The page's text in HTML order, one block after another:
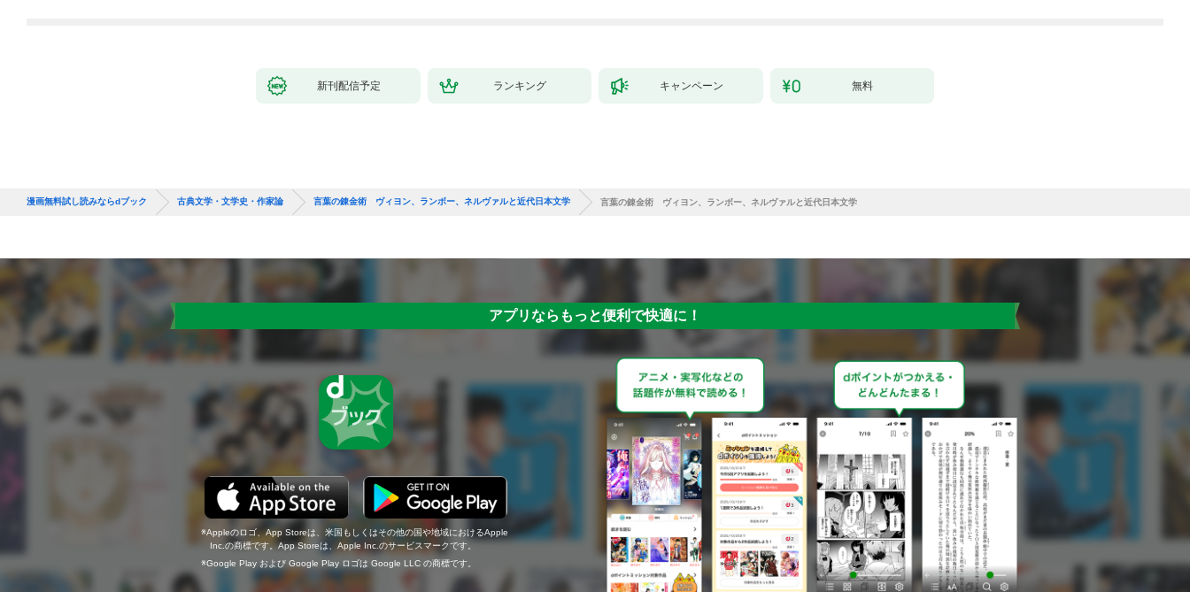
新刊配信予定 ランキング キャンペーン 無料
漫画無料試し読みならdブック 古典文学・文学史・作家論 言葉の錬金術 ヴィヨン、ランボー、ネルヴァルと近代日本文学 言葉の錬金術 ヴィヨン、ランボー、ネルヴァルと近代日本文学
アプリならもっと便利で快適に！
Appleのロゴ、App Storeは、米国もしくはその他の国や地域におけるApple
Inc.の商標です。App Storeは、Apple Inc.のサービスマークです。
Google Play および Google Play ロゴは Google LLC の商標です。